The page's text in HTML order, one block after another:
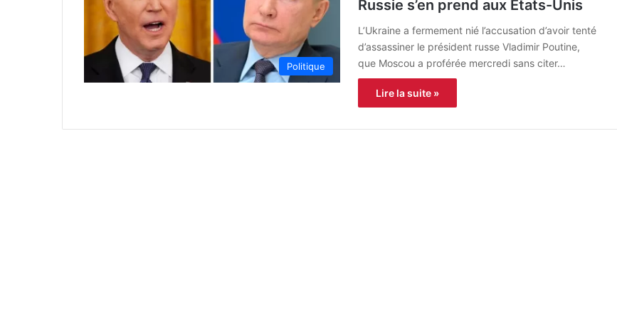
Politique
Russie s’en prend aux États-Unis
L’Ukraine a fermement nié l’accusation d’avoir tenté
d’assassiner le président russe Vladimir Poutine,
que Moscou a proférée mercredi sans citer…
Lire la suite »